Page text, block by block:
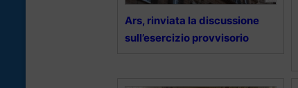
Ars, rinviata la discussione
sull’esercizio provvisorio